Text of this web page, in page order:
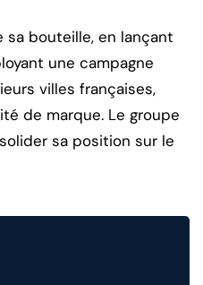
sa bouteille, en lançant
une campagne
villes françaises,
de marque. Le groupe
sa position sur le